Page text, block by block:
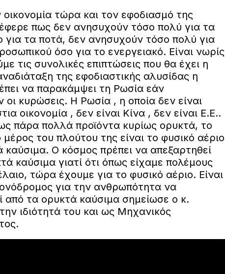
τώρα και τον εφοδιασμό της
πως δεν ανησυχούν τόσο πολύ για τα
για τα ποτά, δεν ανησυχούν τόσο πολύ για
όσο για το ενεργειακό. Είναι νωρίς
τις συνολικές επιπτώσεις που θα έχει η
της εφοδιαστικής αλυσίδας η
να παρακάμψει τη Ρωσία εάν
οι κυρώσεις. Η Ρωσία , η οποία δεν είναι
οικονομία , δεν είναι Κίνα , δεν είναι Ε.Ε..
πάρα πολλά προϊόντα κυρίως ορυκτά, το
του πλούτου της είναι το φυσικό αέριο
καύσιμα. Ο κόσμος πρέπει να απεξαρτηθεί
καύσιμα γιατί ότι όπως είχαμε πολέμους
τώρα έχουμε για το φυσικό αέριο. Είναι
για την ανθρωπότητα να
από τα ορυκτά καύσιμα σημείωσε ο κ.
ιδιότητά του και ως Μηχανικός